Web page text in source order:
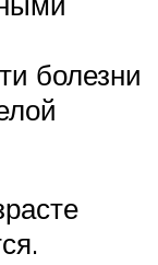
болезни